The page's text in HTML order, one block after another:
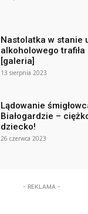
Nastolatka w stanie
alkoholowego
[galeria]
13 sierpnia 2023
Lądowanie
Białogardzie –
dziecko!
26 czerwca 2023
- REKLAMA -